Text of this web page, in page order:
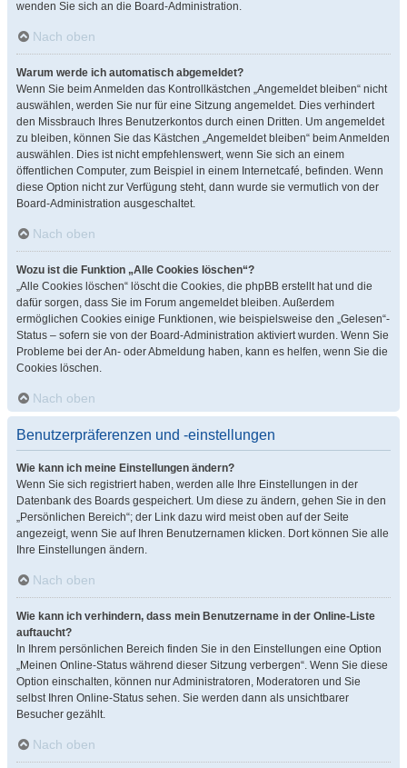
wenden Sie sich an die Board-Administration.
Nach oben
Warum werde ich automatisch abgemeldet?
Wenn Sie beim Anmelden das Kontrollkästchen „Angemeldet bleiben“ nicht
auswählen, werden Sie nur für eine Sitzung angemeldet. Dies verhindert
den Missbrauch Ihres Benutzerkontos durch einen Dritten. Um angemeldet
zu bleiben, können Sie das Kästchen „Angemeldet bleiben“ beim Anmelden
auswählen. Dies ist nicht empfehlenswert, wenn Sie sich an einem
öffentlichen Computer, zum Beispiel in einem Internetcafé, befinden. Wenn
diese Option nicht zur Verfügung steht, dann wurde sie vermutlich von der
Board-Administration ausgeschaltet.
Nach oben
Wozu ist die Funktion „Alle Cookies löschen“?
„Alle Cookies löschen“ löscht die Cookies, die phpBB erstellt hat und die
dafür sorgen, dass Sie im Forum angemeldet bleiben. Außerdem
ermöglichen Cookies einige Funktionen, wie beispielsweise den „Gelesen“-
Status – sofern sie von der Board-Administration aktiviert wurden. Wenn Sie
Probleme bei der An- oder Abmeldung haben, kann es helfen, wenn Sie die
Cookies löschen.
Nach oben
Benutzerpräferenzen und -einstellungen
Wie kann ich meine Einstellungen ändern?
Wenn Sie sich registriert haben, werden alle Ihre Einstellungen in der
Datenbank des Boards gespeichert. Um diese zu ändern, gehen Sie in den
„Persönlichen Bereich“; der Link dazu wird meist oben auf der Seite
angezeigt, wenn Sie auf Ihren Benutzernamen klicken. Dort können Sie alle
Ihre Einstellungen ändern.
Nach oben
Wie kann ich verhindern, dass mein Benutzername in der Online-Liste
auftaucht?
In Ihrem persönlichen Bereich finden Sie in den Einstellungen eine Option
„Meinen Online-Status während dieser Sitzung verbergen“. Wenn Sie diese
Option einschalten, können nur Administratoren, Moderatoren und Sie
selbst Ihren Online-Status sehen. Sie werden dann als unsichtbarer
Besucher gezählt.
Nach oben